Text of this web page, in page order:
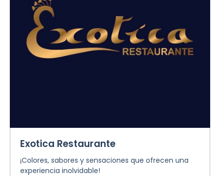
Exotica Restaurante
¡Colores, sabores y sensaciones que ofrecen una
experiencia inolvidable!